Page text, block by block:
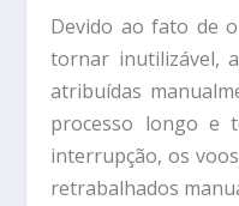
Devido ao fato de
tornar inutilizável,
atribuídas
processo longo e
interrupção, os
retrabalhados